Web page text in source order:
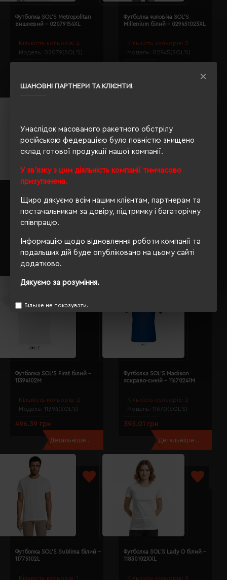
ШАНОВНІ ПАРТНЕРИ ТА КЛІЄНТИ!
Унаслідок масованого ракетного обстрілу
російською федерацією було повністю знищено
склад готової продукції нашої компанії.
У зв'язку з цим діяльність компанії тимчасово
призупинена.
Щиро дякуємо всім нашим клієнтам, партнерам та
постачальникам за довіру, підтримку і багаторічну
співпрацю.
Інформацію щодо відновлення роботи компанії та
подальших дій буде опубліковано на цьому сайті
додатково.
Дякуємо за розуміння.
Більше не показувати.
Кількість кольорів: 4
Модель:
02079(SOL’S)
Футболка SOL'S Metropolitan
вишневий - 02079154XL
Детальніше...
Кількість кольорів: 3
Модель:
02945(SOL’S)
Футболка чоловіча SOL'S
Millenium білий - 029451023XL
Кількість кольорів:
Millenium білий - 02946102L
629.35 грн
Детальніше...
Футболка SOL'S Melrose
червоний - 11385145S
258.24 грн
Кількість кольорів: 2
Модель: 11394(SOL’S)
Футболка SOL'S First білий -
11394102M
496.39 грн
Детальніше...
Кількість кольорів: 2
Модель: 11670(SOL’S)
Футболка SOL'S Madison
яскраво-синій - 11670241M
395.01 грн
Детальніше...
Кількість кольорів: 1
Футболка SOL'S Sublima білий -
11775102L
Кількість кольорів: 3
Футболка SOL'S Lady O білий -
11830102XXL